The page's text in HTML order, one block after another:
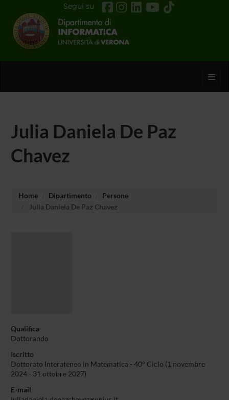
Segui su
Julia Daniela De Paz
Chavez
Home Dipartimento
Persone
Julia Daniela De Paz Chavez
Qualifica
Dottorando
Iscritto
Dottorato Interateneo in Matematica - 40° Ciclo (1 novembre
2024 - 31 ottobre 2027)
E-mail